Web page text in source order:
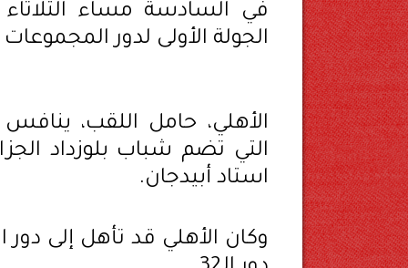
في السادسة مساء
الجولة الأولى لدور
الأهلي، حامل اللقب، ينافس
التي تضم شباب بلوزداد
استاد أبيدجان.
وكان الأهلي قد تأهل إلى